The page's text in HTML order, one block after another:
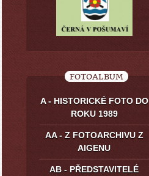
FOTOALBUM
A - HISTORICKÉ FOTO DO
ROKU 1989
AA - Z FOTOARCHIVU Z
AIGENU
AB - PŘEDSTAVITELÉ